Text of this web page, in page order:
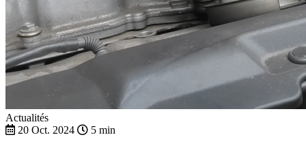
Actualités
20 Oct. 2024
5 min